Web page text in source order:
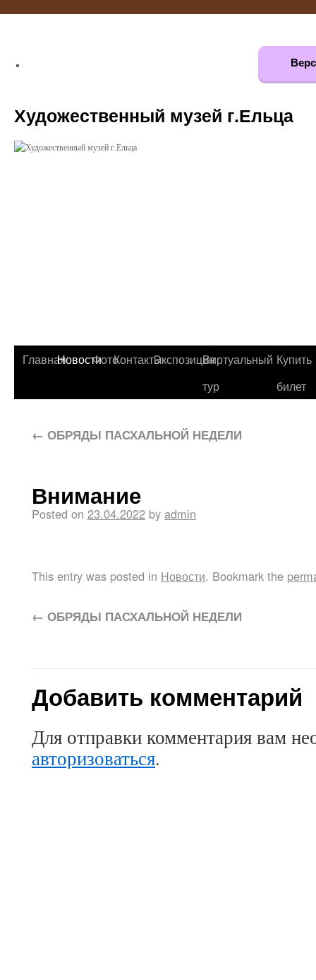
Художественный музей г.Ельца
ГлавнаяНовостиФотоКонтактыЭкспозицияВиртуальный
тур
Купить
билет
← ОБРЯДЫ ПАСХАЛЬНОЙ НЕДЕЛИ
Внимание
Posted on 23.04.2022 by admin
This entry was posted in Новости. Bookmark the
← ОБРЯДЫ ПАСХАЛЬНОЙ НЕДЕЛИ
Добавить комментарий
Для отправки комментария вам
авторизоваться.